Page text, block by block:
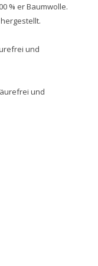
% er Baumwolle.
und
und